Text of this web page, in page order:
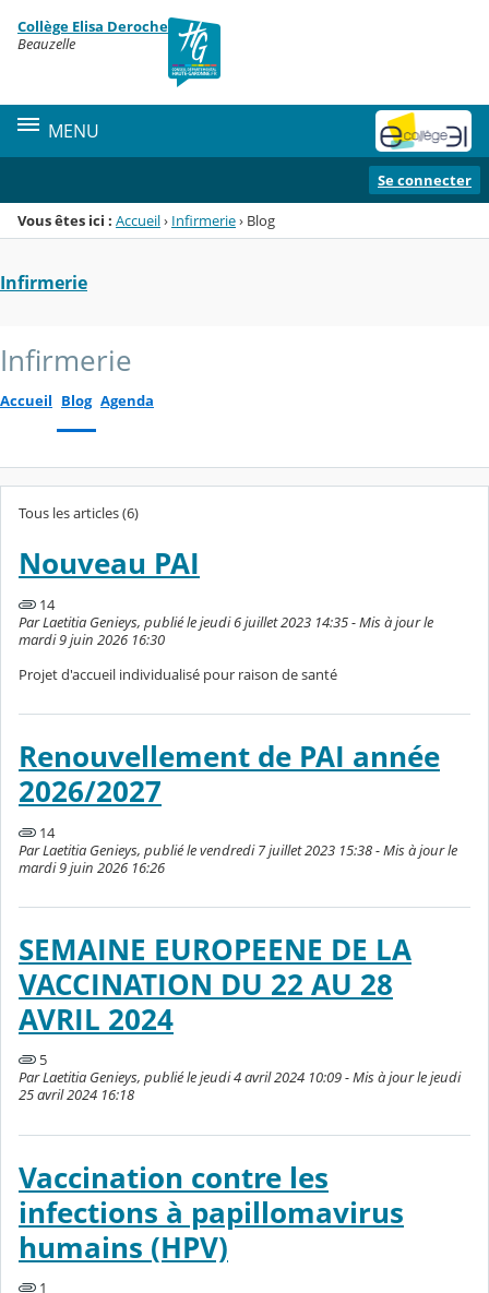
Menu de la rubrique
Contenu
Collège Elisa Deroche
Beauzelle
MENU
Se connecter
Vous êtes ici : Accueil› Infirmerie› Blog
Infirmerie
Infirmerie
Accueil Blog Agenda
Tous les articles (6)
Nouveau PAI
14
Par Laetitia Genieys, publié le jeudi 6 juillet 2023 14:35 - Mis à jour le
mardi 9 juin 2026 16:30
Projet d'accueil individualisé pour raison de santé
Renouvellement de PAI année
2026/2027
14
Par Laetitia Genieys, publié le vendredi 7 juillet 2023 15:38 - Mis à jour le
mardi 9 juin 2026 16:26
SEMAINE EUROPEENE DE LA
VACCINATION DU 22 AU 28
AVRIL 2024
5
Par Laetitia Genieys, publié le jeudi 4 avril 2024 10:09 - Mis à jour le jeudi
25 avril 2024 16:18
Vaccination contre les
infections à papillomavirus
humains (HPV)
1